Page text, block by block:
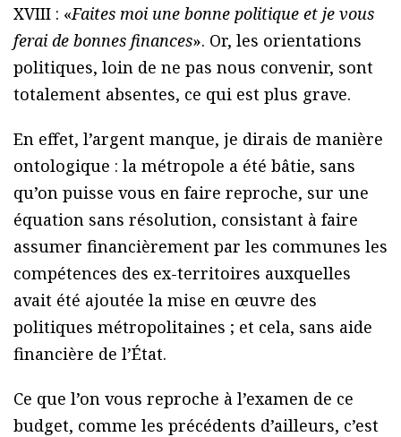
XVIII : «Faites moi une bonne politique et je vous
ferai de bonnes finances». Or, les orientations
politiques, loin de ne pas nous convenir, sont
totalement absentes, ce qui est plus grave.
En effet, l’argent manque, je dirais de manière
ontologique : la métropole a été bâtie, sans
qu’on puisse vous en faire reproche, sur une
équation sans résolution, consistant à faire
assumer financièrement par les communes les
compétences des ex-territoires auxquelles
avait été ajoutée la mise en œuvre des
politiques métropolitaines ; et cela, sans aide
financière de l’État.
Ce que l’on vous reproche à l’examen de ce
budget, comme les précédents d’ailleurs, c’est